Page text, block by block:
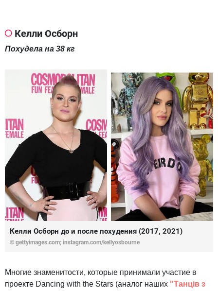
Келли Осборн
Похудела на 38 кг
Келли Осборн до и после похудения (2017, 2021)
© gettyimages.com; instagram.com/kellyosbourne
Многие знаменитости, которые принимали участие в
проекте Dancing with the Stars (аналог наших "Танців з